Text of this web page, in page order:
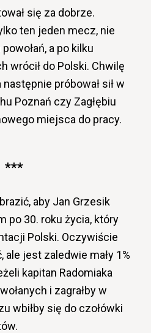
się za dobrze.
ten jeden mecz, nie
a po kilku
wrócił do Polski. Chwilę
następnie próbował sił w
Poznań czy Zagłębiu
miejsca do pracy.
***
aby Jan Grzesik
po 30. roku życia, który
Polski. Oczywiście
jest zaledwie mały 1%
kapitan Radomiaka
i zagrałby w
wbiłby się do czołówki